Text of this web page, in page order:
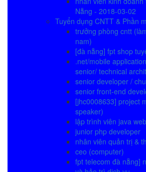
Nẵng - 2018-03-02
Tuyển dụng CNTT & Phần
trưởng phòng cntt
nam)
[đà nẵng] fpt shop
.net/mobile
senior/ technical
senior developer /
senior front-end
[jhc0008633] project
speaker)
lập trình viên java web
junior php developer
nhân viên quản trị &
ceo (computer)
fpt telecom đà nẵng]